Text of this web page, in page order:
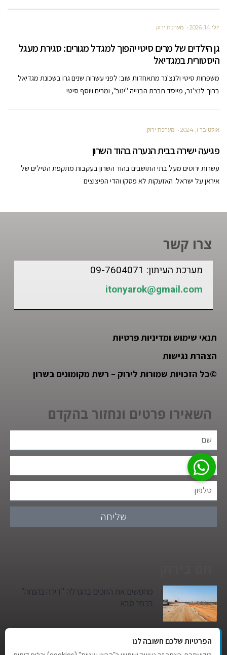
יולי 14, 2026 מערכת ירוק
גן הילדים של מרים סיטי יהפוך למגדל מגורים: סגירת מעגל
היסטורית במגדיאל
משפחות סיטי ולנצ'נר מתאחדות שוב: לפני עשרות שנים גרו בשכונת מגדיאל
ברוך לנצ'נר, מייסד חברת הבנייה "ינוב", ומרים ויוסף סיטי
אוקטובר 1, 2024 מערכת ירוק
פגיעה ישירה בבית הנערה בהוד השרון
עשרות ירוטים מעל בתי התושבים בהוד השרון בעקבות מתקפת הטילים של
איראן על ישראל. האזעקות לא פסקו והדי הפיצוצים
צרו קשר
מערכת העיתון: 09-7604071
itonyarok@gmail.com
תנאי שימוש ומדיניות פרטיות
הצהרת נגישות
©כל הזכויות שמורות לירוק – רשת מקומונים בשרון
השאירו פרטים ונחזור בהקדם
שליחה
מחפשים את הזוכים בהגרלה "דירה בהנחה"
בכפר סבא
גן הילדים של מרים סיטי יהפוך למגדל מגורים:
סגירת מעגל היסטורית במגדיאל
הפרטיות שלכם חשובה לנו